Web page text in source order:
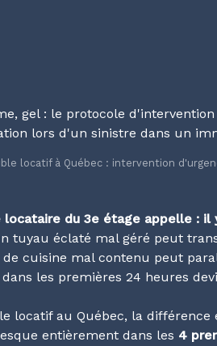
gel : le protocole
lors d'un sinistre dans un
locatif à Québec : intervention
locataire du 3e étage appelle :
tuyau éclaté mal géré peut
cuisine mal contenu peut
les premières 24 heures
locatif au Québec, la
entièrement dans les 4